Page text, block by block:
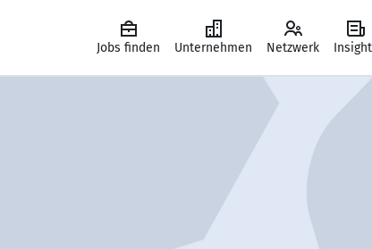
Jobs finden Unternehmen Netzwerk